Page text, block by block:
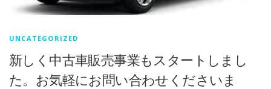
UNCATEGORIZED
新しく中古車販売事業もスタートしまし
た。お気軽にお問い合わせくださいま